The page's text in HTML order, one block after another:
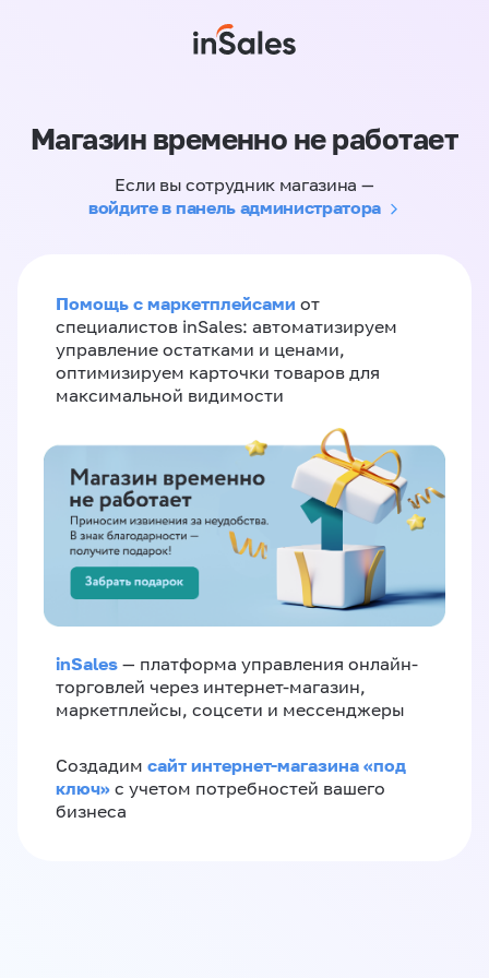
Магазин временно не работает
Если вы сотрудник магазина —
войдите в панель администратора
Помощь с маркетплейсами от
специалистов inSales: автоматизируем
управление остатками и ценами,
оптимизируем карточки товаров для
максимальной видимости
inSales — платформа управления онлайн-
торговлей через интернет-магазин,
маркетплейсы, соцсети и мессенджеры
Создадим сайт интернет-магазина «под
ключ» с учетом потребностей вашего
бизнеса